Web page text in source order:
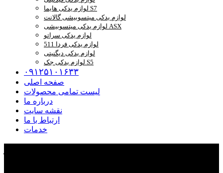
لوازم یدکی هایما S7
لوازم یدکی میتسوبیشی گالانت
لوازم یدکی میتسوبیشی ASX
لوازم یدکی سراتو
لوازم یدکی فردا 511
لوازم یدکی دیگنیتی
لوازم یدکی جک S5
۰۹۱۲۵۱۰۱۶۳۳
صفحه اصلی
لیست تمامی محصولات
درباره ما
نقشه سایت
ارتباط با ما
خدمات